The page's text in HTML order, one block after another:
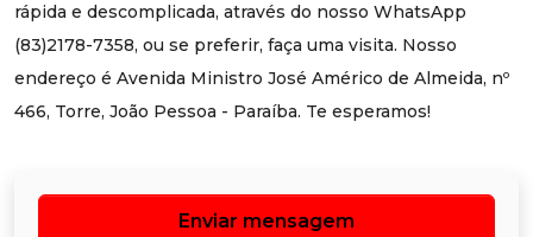
rápida e descomplicada, através do nosso WhatsApp
(83)2178-7358, ou se preferir, faça uma visita. Nosso
endereço é Avenida Ministro José Américo de Almeida, nº
466, Torre, João Pessoa - Paraíba. Te esperamos!
Enviar mensagem